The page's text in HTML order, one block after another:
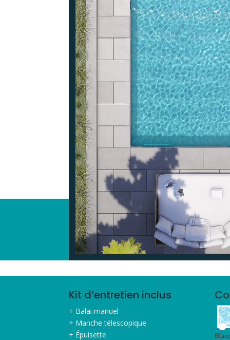
Kit d’entretien inclus
+ Balai manuel
+ Manche télescopique
+ Épuisette